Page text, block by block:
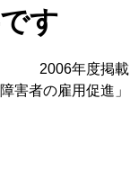
す
2006年度掲載
害者の雇用促進」